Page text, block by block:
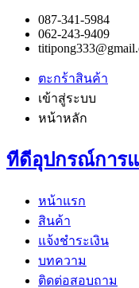
087-341-5984
062-243-9409
ตะกร้าสินค้า
เข้าสู่ระบบ
หน้าหลัก
ทีดีอุปกรณ์การ
หน้าแรก
สินค้า
แจ้งชำระเงิน
บทความ
ติดต่อสอบถาม